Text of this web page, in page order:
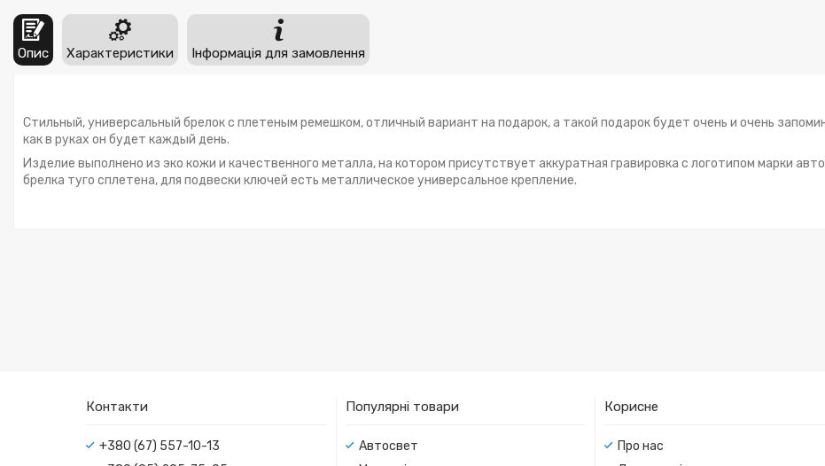
Опис Характеристики Інформація для замовлення
Стильный, универсальный брелок с плетеным ремешком, отличный вариант на подарок, а такой подарок будет очень и очень
как в руках он будет каждый день.
Изделие выполнено из эко кожи и качественного металла, на котором присутствует аккуратная гравировка с логотипом марки
брелка туго сплетена, для подвески ключей есть металлическое универсальное крепление.
Контакти
+380 (67) 557-10-13
Популярні товари
Автосвет
Корисне
Про нас